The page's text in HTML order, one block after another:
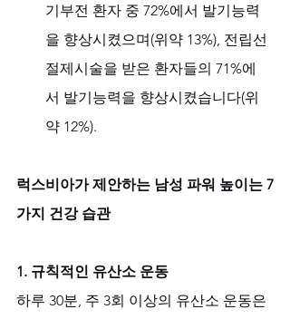
기부전 환자 중 72%에서 발기능력
을 향상시켰으며(위약 13%), 전립선
절제시술을 받은 환자들의 71%에
서 발기능력을 향상시켰습니다(위
약 12%).
럭스비아가 제안하는 남성 파워 높이는 7
가지 건강 습관
1. 규칙적인 유산소 운동
하루 30분, 주 3회 이상의 유산소 운동은